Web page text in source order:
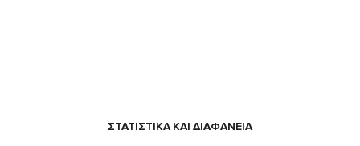
ΣΤΑΤΙΣΤΙΚΑ ΚΑΙ ΔΙΑΦΑΝΕΙΑ